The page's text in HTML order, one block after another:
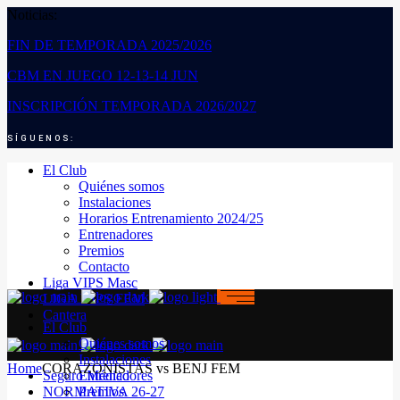
Noticias:
FIN DE TEMPORADA 2025/2026
CBM EN JUEGO 12-13-14 JUN
INSCRIPCIÓN TEMPORADA 2026/2027
SÍGUENOS:
El Club
Quiénes somos
Instalaciones
Horarios Entrenamiento 2024/25
Entrenadores
Premios
Contacto
Liga VIPS Masc
LIGA VIPS FEM
Cantera
Seguro Médico
NORMATIVA 26-27
El Club
Quiénes somos
Instalaciones
Entrenadores
Premios
HomeCORAZONISTAS vs BENJ FEM